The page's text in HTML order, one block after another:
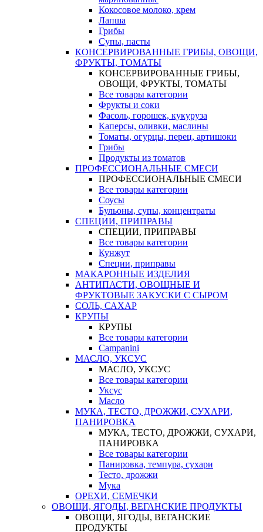
Кокосовое молоко, крем
Лапша
Грибы
Супы, пасты
КОНСЕРВИРОВАННЫЕ ГРИБЫ, ОВОЩИ,
ФРУКТЫ, ТОМАТЫ
КОНСЕРВИРОВАННЫЕ ГРИБЫ,
ОВОЩИ, ФРУКТЫ, ТОМАТЫ
Все товары категории
Фрукты и соки
Фасоль, горошек, кукуруза
Каперсы, оливки, маслины
Томаты, огурцы, перец, артишоки
Грибы
Продукты из томатов
ПРОФЕССИОНАЛЬНЫЕ СМЕСИ
ПРОФЕССИОНАЛЬНЫЕ СМЕСИ
Все товары категории
Соусы
Бульоны, супы, концентраты
СПЕЦИИ, ПРИПРАВЫ
СПЕЦИИ, ПРИПРАВЫ
Все товары категории
Кунжут
Специи, приправы
МАКАРОННЫЕ ИЗДЕЛИЯ
АНТИПАСТИ, ОВОЩНЫЕ И
ФРУКТОВЫЕ ЗАКУСКИ С СЫРОМ
СОЛЬ, САХАР
КРУПЫ
КРУПЫ
Все товары категории
Campanini
МАСЛО, УКСУС
МАСЛО, УКСУС
Все товары категории
Уксус
Масло
МУКА, ТЕСТО, ДРОЖЖИ, СУХАРИ,
ПАНИРОВКА
МУКА, ТЕСТО, ДРОЖЖИ, СУХАРИ,
ПАНИРОВКА
Все товары категории
Панировка, темпура, сухари
Тесто, дрожжи
Мука
ОРЕХИ, СЕМЕЧКИ
ОВОЩИ, ЯГОДЫ, ВЕГАНСКИЕ ПРОДУКТЫ
ОВОЩИ, ЯГОДЫ, ВЕГАНСКИЕ
ПРОДУКТЫ